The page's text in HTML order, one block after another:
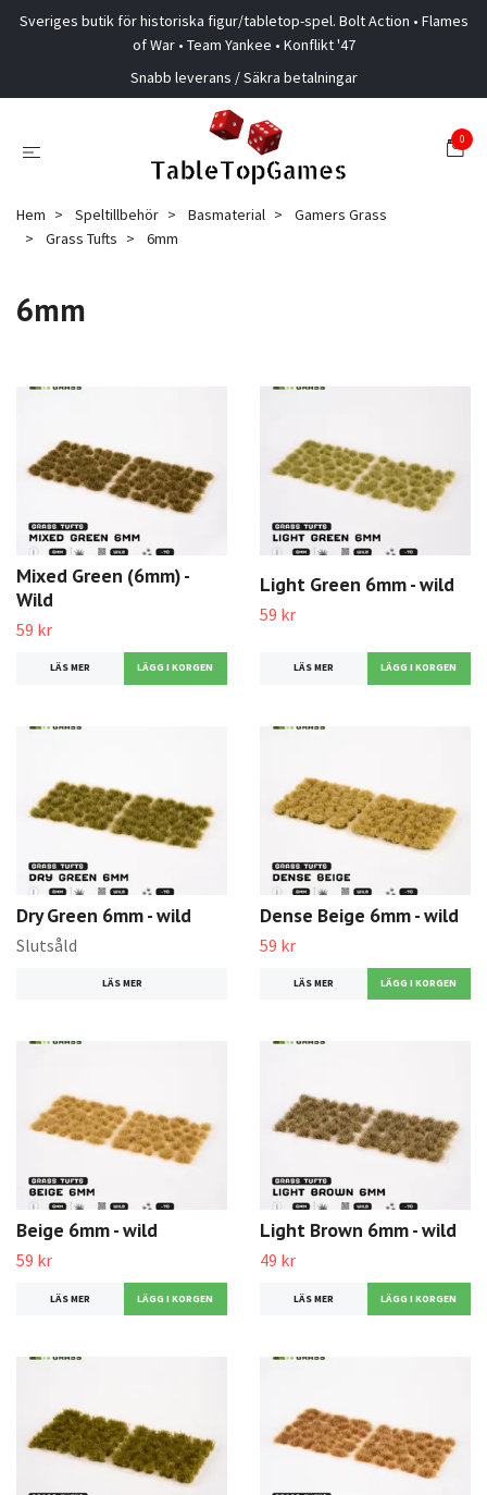
Sveriges butik för historiska figur/tabletop-spel. Bolt Action • Flames
of War • Team Yankee • Konflikt '47
Snabb leverans / Säkra betalningar
0
Hem Speltillbehör Basmaterial
Gamers Grass
Grass Tufts
6mm
6mm
Mixed Green (6mm) -
Wild
59 kr
LÄS MER
Light Green 6mm - wild
59 kr
LÄS MER
Dry Green 6mm - wild
Slutsåld
LÄS MER
Dense Beige 6mm - wild
59 kr
LÄS MER
Beige 6mm - wild
59 kr
LÄS MER
Light Brown 6mm - wild
49 kr
LÄS MER